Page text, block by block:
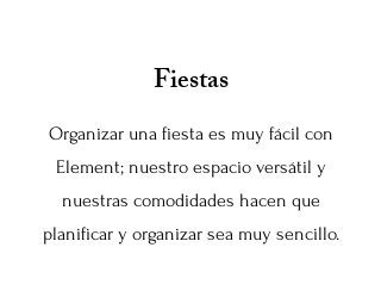
Fiestas
Organizar una fiesta es muy fácil con
Element; nuestro espacio versátil y
nuestras comodidades hacen que
planificar y organizar sea muy sencillo.